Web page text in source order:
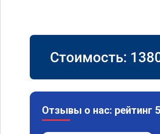
Стоимость:
Отзывы о нас: рейтинг